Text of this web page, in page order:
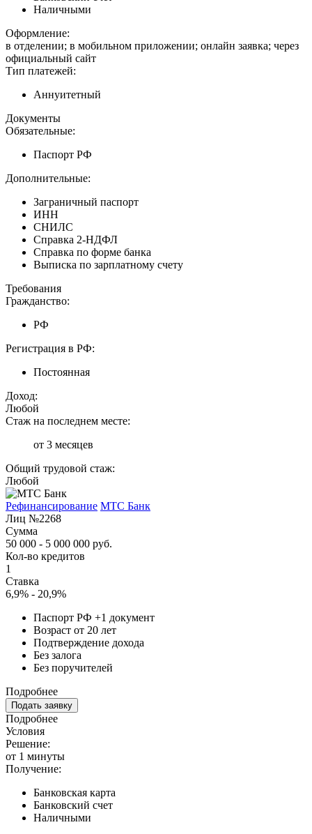
Наличными
Оформление:
в отделении; в мобильном приложении; онлайн заявка; через
официальный сайт
Тип платежей:
Аннуитетный
Документы
Обязательные:
Паспорт РФ
Дополнительные:
Заграничный паспорт
ИНН
СНИЛС
Справка 2-НДФЛ
Справка по форме банка
Выписка по зарплатному счету
Требования
Гражданство:
РФ
Регистрация в РФ:
Постоянная
Доход:
Любой
Стаж на последнем месте:
от 3 месяцев
Общий трудовой стаж:
Любой
Рефинансирование МТС Банк
Лиц №2268
Сумма
50 000 - 5 000 000 руб.
Кол-во кредитов
1
Ставка
6,9% - 20,9%
Паспорт РФ +1 документ
Возраст от 20 лет
Подтверждение дохода
Без залога
Без поручителей
Подробнее
Подать заявку
Подробнее
Условия
Решение:
от 1 минуты
Получение:
Банковская карта
Банковский счет
Наличными